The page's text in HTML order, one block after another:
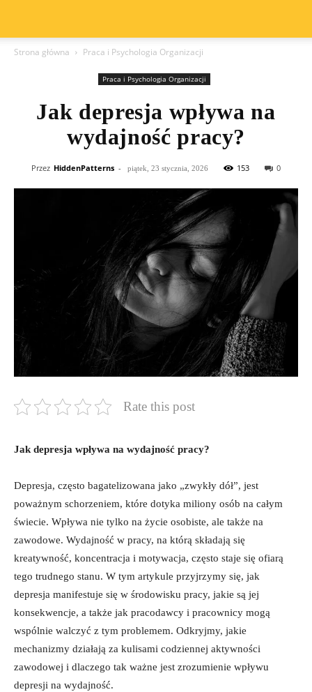
Strona główna Praca i Psychologia Organizacji
Praca i Psychologia Organizacji
Jak depresja wpływa na
wydajność pracy?
Przez HiddenPatterns - piątek, 23 stycznia, 2026 153 0
Rate this post
Jak depresja⁤ wpływa na wydajność pracy?
Depresja, często bagatelizowana ‌jako „zwykły ​dół”, ⁤jest
poważnym schorzeniem,⁣ które dotyka ⁤miliony⁢ osób ⁢na​ całym
⁣świecie. Wpływa nie tylko na życie ‍osobiste, ale‌ także‌ na
zawodowe. Wydajność w pracy, na którą składają się⁤
kreatywność, koncentracja i motywacja, często​ staje się ofiarą
tego trudnego ‍stanu. W tym artykule‍ przyjrzymy się, jak
depresja manifestuje się w środowisku pracy, jakie ⁤są​ jej
konsekwencje, a⁢ także jak pracodawcy ⁤i pracownicy ​mogą
wspólnie walczyć z tym⁤ problemem. Odkryjmy,⁤ jakie
mechanizmy działają ​za ⁢kulisami codziennej⁤ aktywności
zawodowej i‌ dlaczego tak ważne jest zrozumienie wpływu
depresji‍ na wydajność.